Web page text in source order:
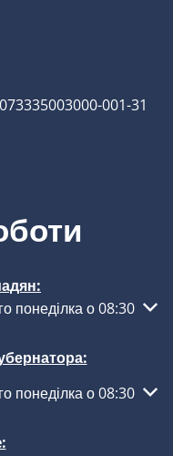
001-31
роботи або
понеділка о 08:30
роботи або
понеділка о 08:30